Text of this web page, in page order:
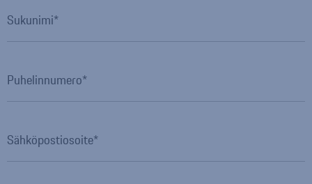
Sukunimi
Puhelinnumero
Sähköpostiosoite